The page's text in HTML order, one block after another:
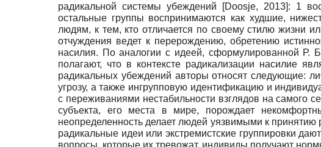
радикальной системы убеждений
[Doosje, 2013]: 1
остальные группы воспринимаются как худшие,
людям, к тем, кто отличается по своему стилю жизни
отчуждения ведет к перерождению, обретению
насилия. По аналогии с идеей, сформулированной Р.
полагают, что в контексте ра­дикализации насилие
радикальных убеждений авторы относят следующие:
угрозу, а также ингрупповую идентификацию и
с переживаниями нестабильности взглядов на самого
субъекта, его места в мире, порождает
неопределенность делает людей уязвимыми к принятию
радикальные идеи или экстремистские группировки
вопросы, которые их тревожат, индивиды получают